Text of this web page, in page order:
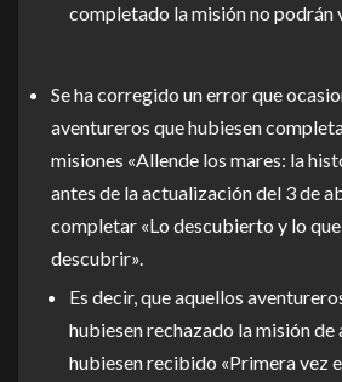
completado la misión no podrán
Se ha corregido un error que
aventureros que hubiesen
misiones «Allende los mares: la
antes de la actualización del 3 de
completar «Lo descubierto y lo
descubrir».
Es decir, que aquellos
hubiesen rechazado la misión de
hubiesen recibido «Primera vez